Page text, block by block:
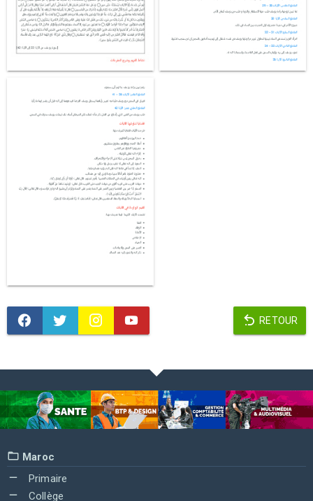
RETOUR
Maroc
Primaire
Collège